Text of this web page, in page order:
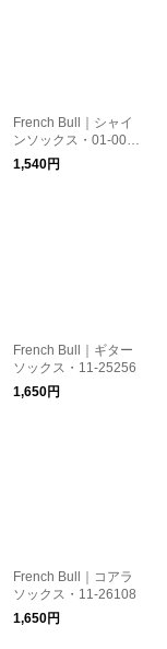
French Bull｜シャイ
ンソックス・01-0071
リネン
1,540円
French Bull｜ギター
ソックス・11-25256
1,650円
French Bull｜コアラ
ソックス・11-26108
1,650円